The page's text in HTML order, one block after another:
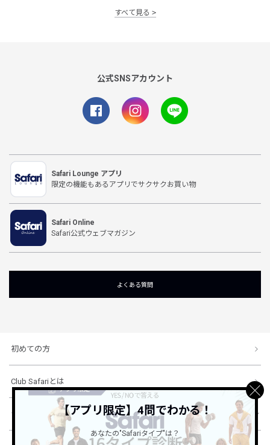
すべて見る
公式SNSアカウント
Safari Lounge アプリ
限定の機能もあるアプリでサクサクお買い物
Safari Online
Safari公式ウェブマガジン
よくある質問
初めての方
Club Safariとは
ショッピングガイド【アプリ限定】4問でわかる！
あなたの"Safariタイプ"は？